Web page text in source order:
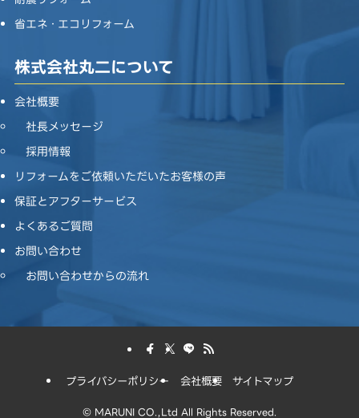
省エネ・エコリフォーム
株式会社丸二について
会社概要
社長メッセージ
採用情報
リフォームをご依頼いただいたお客様の声
保証とアフターサービス
よくあるご質問
お問い合わせ
お問い合わせからの流れ
プライバシーポリシー 会社概要 サイトマップ
©MARUNI CO.,Ltd All Rights Reserved.